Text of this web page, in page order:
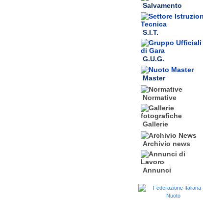
Salvamento
S.I.T.
G.U.G.
Master
Normative
Gallerie
Archivio news
Annunci